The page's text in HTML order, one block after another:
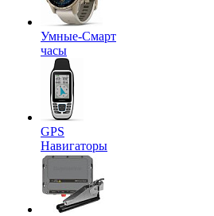
Умные-Смарт
часы
GPS
Навигаторы